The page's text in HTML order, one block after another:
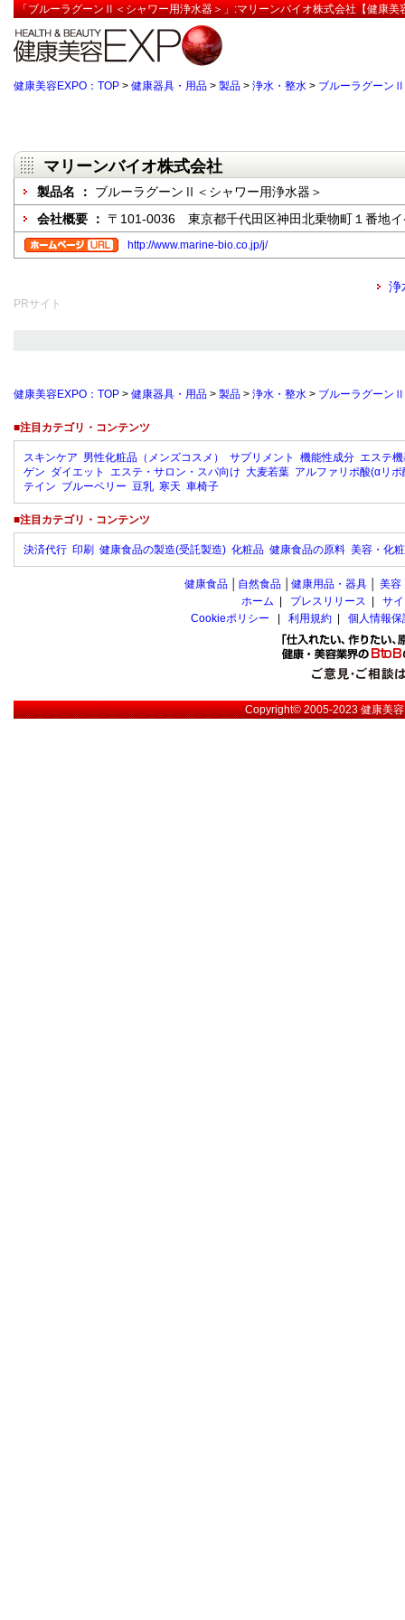
「ブルーラグーンⅡ＜シャワー用浄水器＞」:マリーンバイオ株式会社【健康美
健康美容EXPO：TOP > 健康器具・用品 > 製品 > 浄水・整水 > ブルーラグーン
マリーンバイオ株式会社
製品名 ： ブルーラグーンⅡ＜シャワー用浄水器＞
会社概要 ： 〒101-0036 東京都千代田区神田北乗物町１番地
http://www.marine-bio.co.jp/j/
浄
PRサイト
健康美容EXPO：TOP > 健康器具・用品 > 製品 > 浄水・整水 > ブルーラグーン
■注目カテゴリ・コンテンツ
スキンケア 男性化粧品（メンズコスメ） サプリメント 機能性成分 エステ
ゲン ダイエット エステ・サロン・スパ向け 大麦若葉 アルファリポ酸(αリポ
テイン ブルーベリー 豆乳 寒天 車椅子
■注目カテゴリ・コンテンツ
決済代行 印刷 健康食品の製造(受託製造) 化粧品 健康食品の原料 美容・化
健康食品 自然食品 健康用品・器具 美容
ホーム
プレスリリース
サ
Cookieポリシー
利用規約 個人情報
Copyright© 2005-2023健康美